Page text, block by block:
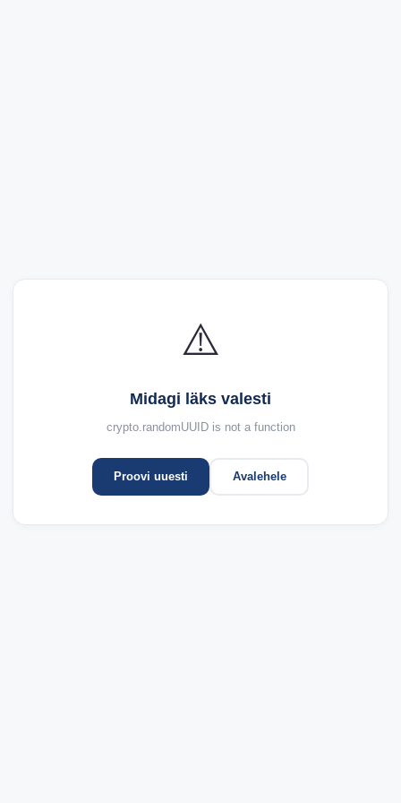
⚠️
Midagi läks valesti
crypto.randomUUID is not a function
Proovi uuesti Avalehele